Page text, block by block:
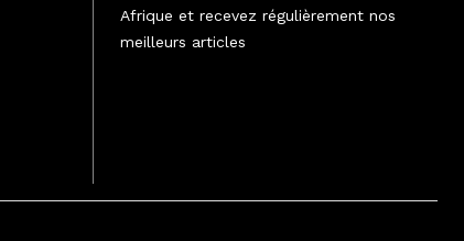
Afrique et recevez régulièrement nos
meilleurs articles